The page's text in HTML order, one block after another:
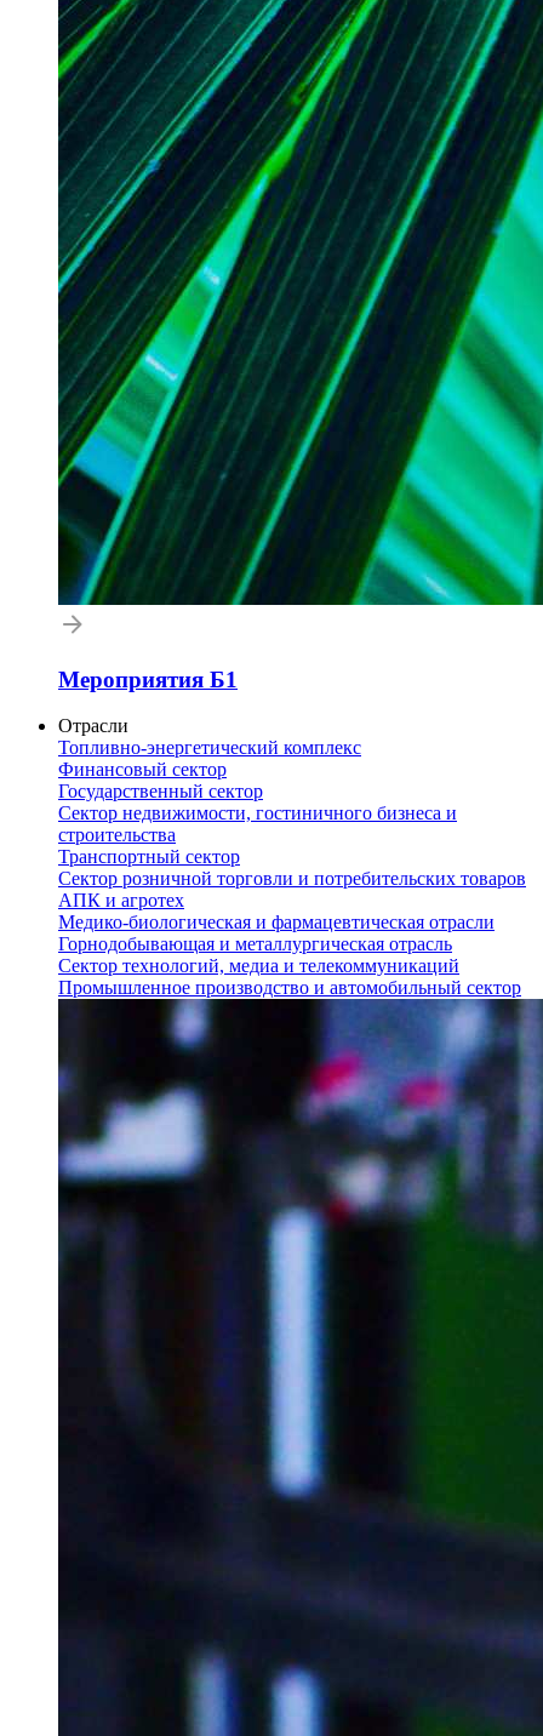
Мероприятия Б1
Отрасли
Топливно-энергетический комплекс
Финансовый сектор
Государственный сектор
Сектор недвижимости, гостиничного бизнеса и
строительства
Транспортный сектор
Сектор розничной торговли и потребительских товаров
АПК и агротех
Медико-биологическая и фармацевтическая отрасли
Горнодобывающая и металлургическая отрасль
Сектор технологий, медиа и телекоммуникаций
Промышленное производство и автомобильный сектор